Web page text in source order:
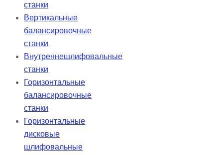
станки
Вертикальные
балансировочные
станки
Внутреннешлифовальные
станки
Горизонтальные
балансировочные
станки
Горизонтальные
дисковые
шлифовальные